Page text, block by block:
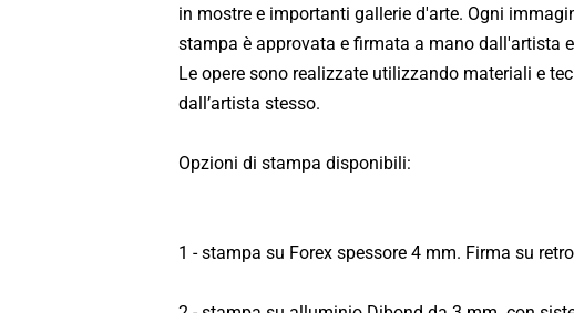
Giornali
New
Fiume
USA -
in mostre e importanti gallerie d'arte. Ogni
stampa è approvata e firmata a mano dall'artista
Le opere sono realizzate utilizzando materiali e
dall’artista stesso.
Opzioni di stampa disponibili:
1 - stampa su Forex spessore 4 mm. Firma su